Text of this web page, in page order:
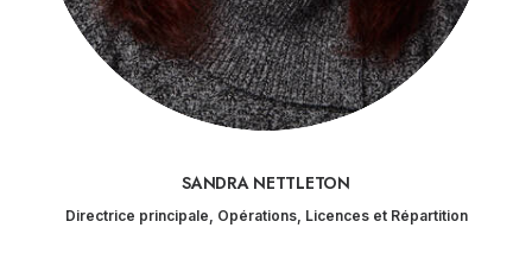
SANDRA NETTLETON
Directrice principale, Opérations, Licences et Répartition